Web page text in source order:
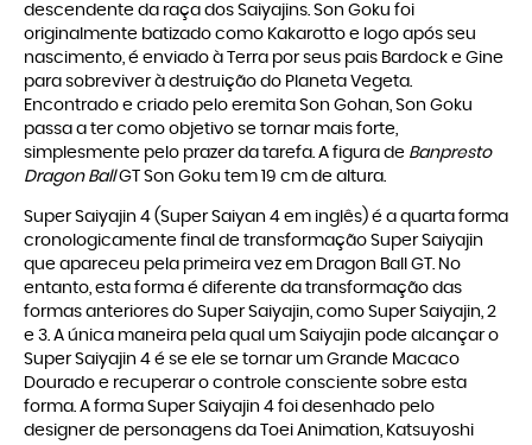
descendente da raça dos Saiyajins. Son Goku foi
originalmente batizado como Kakarotto e logo após seu
nascimento, é enviado à Terra por seus pais Bardock e Gine
para sobreviver à destruição do Planeta Vegeta.
Encontrado e criado pelo eremita Son Gohan, Son Goku
passa a ter como objetivo se tornar mais forte,
simplesmente pelo prazer da tarefa. A figura de Banpresto
Dragon BallGT Son Goku tem 19 cm de altura.
Super Saiyajin 4 (Super Saiyan 4 em inglês) é a quarta forma
cronologicamente final de transformação Super Saiyajin
que apareceu pela primeira vez em Dragon Ball GT. No
entanto, esta forma é diferente da transformação das
formas anteriores do Super Saiyajin, como Super Saiyajin, 2
e 3. A única maneira pela qual um Saiyajin pode alcançar o
Super Saiyajin 4 é se ele se tornar um Grande Macaco
Dourado e recuperar o controle consciente sobre esta
forma. A forma Super Saiyajin 4 foi desenhado pelo
designer de personagens da Toei Animation, Katsuyoshi